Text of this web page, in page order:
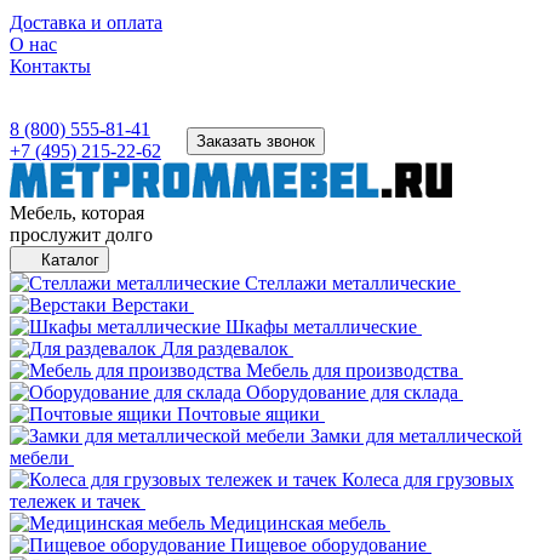
Доставка и оплата
О нас
Контакты
8 (800) 555-81-41
+7 (495) 215-22-62
Заказать звонок
Мебель, которая
прослужит долго
Каталог
Стеллажи металлические
Верстаки
Шкафы металлические
Для раздевалок
Мебель для производства
Оборудование для склада
Почтовые ящики
Замки для металлической
мебели
Колеса для грузовых
тележек и тачек
Медицинская мебель
Пищевое оборудование